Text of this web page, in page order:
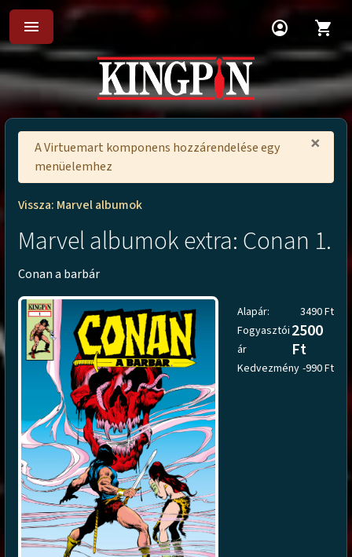
menu account_circle shopping_cart
×
A Virtuemart komponens hozzárendelése egy
menüelemhez
Vissza: Marvel albumok
Marvel albumok extra: Conan 1.
Conan a barbár
Alapár:
3490 Ft
Fogyasztói
ár
2500
Ft
Kedvezmény -990 Ft